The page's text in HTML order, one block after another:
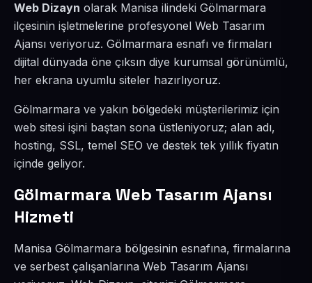
Web Dizayn olarak Manisa ilindeki Gölmarmara
ilçesinin işletmelerine profesyonel Web Tasarım
Ajansı veriyoruz. Gölmarmara esnafı ve firmaları
dijital dünyada öne çıksın diye kurumsal görünümlü,
her ekrana uyumlu siteler hazırlıyoruz.
Gölmarmara ve yakın bölgedeki müşterilerimiz için
web sitesi işini baştan sona üstleniyoruz; alan adı,
hosting, SSL, temel SEO ve destek tek yıllık fiyatın
içinde geliyor.
Gölmarmara Web Tasarım Ajansı
Hizmeti
Manisa Gölmarmara bölgesinin esnafına, firmalarına
ve serbest çalışanlarına Web Tasarım Ajansı